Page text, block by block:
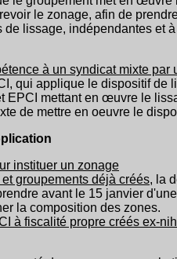
le zonage, afin de
lissage, indépendantes et
à un syndicat mixte par
qui applique le dispositif de
EPCI mettant en œuvre le
de mettre en oeuvre le
instituer un zonage
groupements déjà créés, la
avant le 15 janvier
la composition des zones.
à fiscalité propre créés ex-